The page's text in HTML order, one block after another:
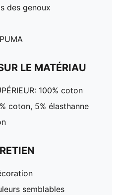
des genoux
LE MATÉRIAU
100% coton
coton, 5% élasthanne
semblables